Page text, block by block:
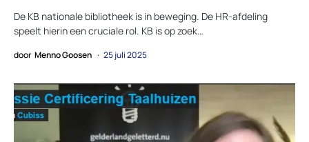
De KB nationale bibliotheek is in beweging. De HR-afdeling
speelt hierin een cruciale rol. KB is op zoek…
door Menno Goosen 25 juli 2025